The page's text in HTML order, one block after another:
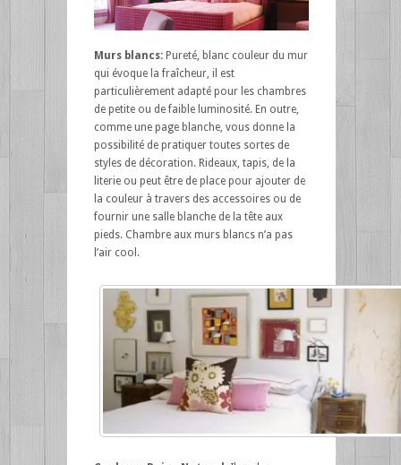
Murs blancs:Pureté, blanc couleur du mur
qui évoque la fraîcheur, il est
particulièrement adapté pour les chambres
de petite ou de faible luminosité. En outre,
comme une page blanche, vous donne la
possibilité de pratiquer toutes sortes de
styles de décoration. Rideaux, tapis, de la
literie ou peut être de place pour ajouter de
la couleur à travers des accessoires ou de
fournir une salle blanche de la tête aux
pieds. Chambre aux murs blancs n’a pas
l’air cool.